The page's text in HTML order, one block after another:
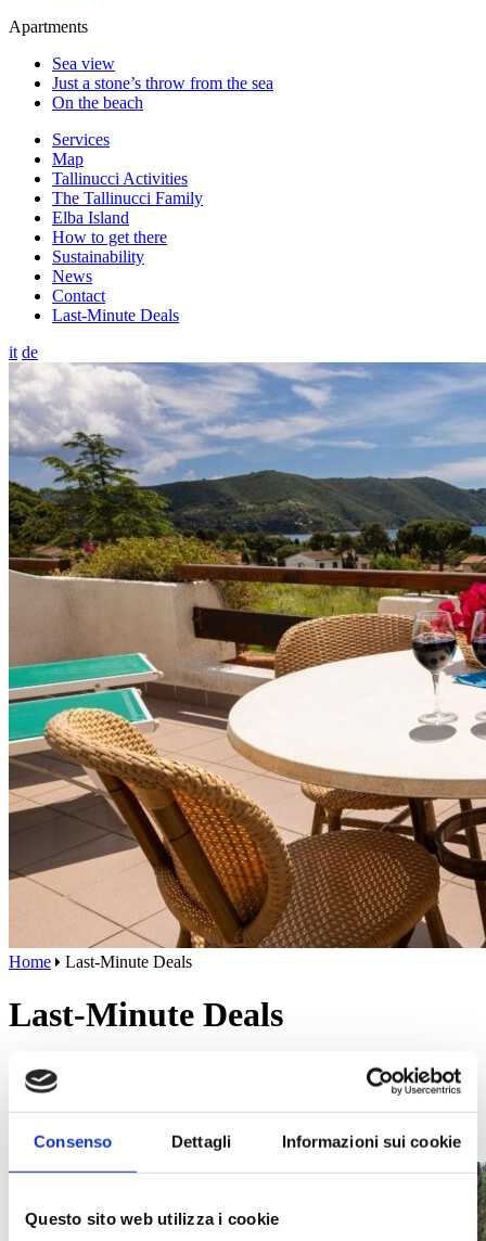
Consenso Dettagli Informazioni sui cookie
Questo sito web utilizza i cookie
Apartments
Sea view
Just a stone’s throw from the sea
On the beach
Services
Map
Tallinucci Activities
The Tallinucci Family
Elba Island
How to get there
Sustainability
News
Contact
Last-Minute Deals
it de
Home Last-Minute Deals
Last-Minute Deals
Last Minute – Book now
On this page, you’ll find a real-time updated list of our
accommodations and pitches that have become available again.
Check the dates and book your getaway now before it’s too late!